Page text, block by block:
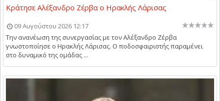
Κράτησε Αλέξανδρο Ζέρβα ο Ηρακλής Λάρισας
09 Αυγούστου 2026 12:17
Την ανανέωση της συνεργασίας με τον Αλέξανδρο Ζέρβα
γνωστοποίησε ο Ηρακλής Λάρισας. Ο ποδοσφαιριστής παραμένει
στο δυναμικό της ομάδας ...